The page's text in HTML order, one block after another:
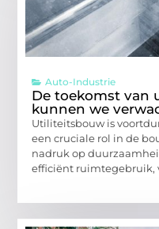
Auto-Industrie
De toekomst van
kunnen we
Utiliteitsbouw is
een cruciale rol in de
nadruk op
efficiënt ruimtegebruik,